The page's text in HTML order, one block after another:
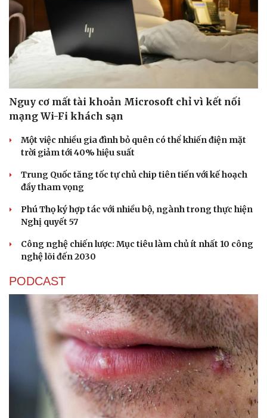
Sức khỏe
Dinh dưỡng - món ngon
Sản phụ khoa
Nhi khoa
Làm đẹp - giảm cân
Phòng mạch online
Ăn sạch sống khỏe
Đời sống
Tình yêu - Gia đình
Nguy cơ mất tài khoản Microsoft chỉ vì kết nối
mạng Wi-Fi khách sạn
Một việc nhiều gia đình bỏ quên có thể khiến điện mặt
trời giảm tới 40% hiệu suất
Trung Quốc tăng tốc tự chủ chip tiên tiến với kế hoạch
đầy tham vọng
Phú Thọ ký hợp tác với nhiều bộ, ngành trong thực hiện
Nghị quyết 57
Công nghệ chiến lược: Mục tiêu làm chủ ít nhất 10 công
nghệ lõi đến 2030
PODCAST